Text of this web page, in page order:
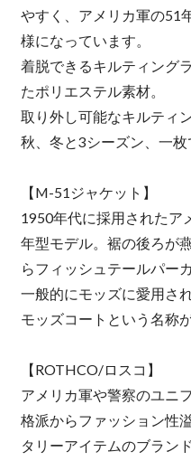
やすく、アメリカ軍の51
様になっています。
着脱できるキルティング
たポリエステル素材。
取り外し可能なキルティ
秋、冬と3シーズン、一枚
【M-51ジャケット】
1950年代に採用されたア
年型モデル。裾の後ろが
らフィッシュテールパー
一般的にモッズに愛用さ
モッズコートという名称
【ROTHCO/ロスコ】
アメリカ軍や警察のユニ
格派からファッション性
タリーアイテムのブラン